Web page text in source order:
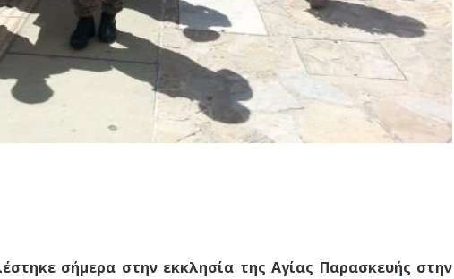
σήμερα στην εκκλησία της Αγίας Παρασκευής στην